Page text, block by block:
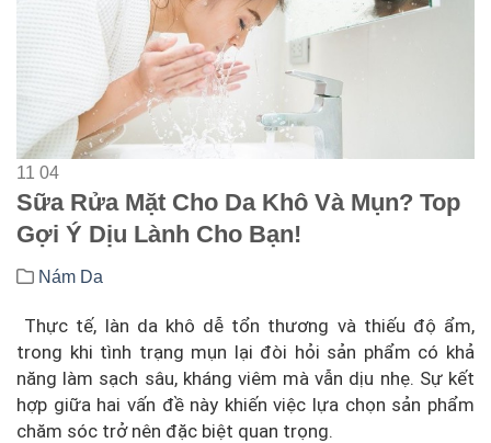
11 04
Sữa Rửa Mặt Cho Da Khô Và Mụn? Top
Gợi Ý Dịu Lành Cho Bạn!
Nám Da
Thực tế, làn da khô dễ tổn thương và thiếu độ ẩm,
trong khi tình trạng mụn lại đòi hỏi sản phẩm có khả
năng làm sạch sâu, kháng viêm mà vẫn dịu nhẹ. Sự kết
hợp giữa hai vấn đề này khiến việc lựa chọn sản phẩm
chăm sóc trở nên đặc biệt quan trọng.